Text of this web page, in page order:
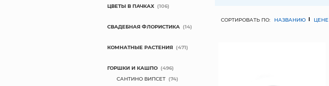
СОРТИРОВАТЬ ПО: НАЗВАНИЮ ЦЕНЕ
ЦВЕТЫ В ПАЧКАХ (106)
СВАДЕБНАЯ ФЛОРИСТИКА (14)
КОМНАТНЫЕ РАСТЕНИЯ (471)
ГОРШКИ И КАШПО (496)
САНТИНО ВИПСЕТ (74)